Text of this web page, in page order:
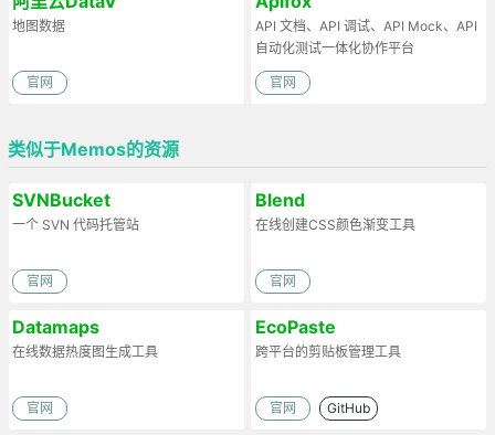
地图数据
官网
API 文档、API 调试、API Mock、API
自动化测试一体化协作平台
官网
类似于Memos的资源
SVNBucket
一个 SVN 代码托管站
官网
Blend
在线创建CSS颜色渐变工具
官网
Datamaps
在线数据热度图生成工具
官网
EcoPaste
跨平台的剪贴板管理工具
官网 GitHub